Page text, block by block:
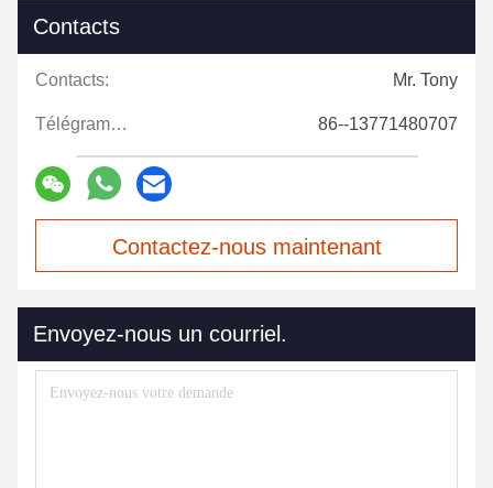
Contacts
Contacts: Mr. Tony
Télégramme: 86--13771480707
Contactez-nous maintenant
Envoyez-nous un courriel.